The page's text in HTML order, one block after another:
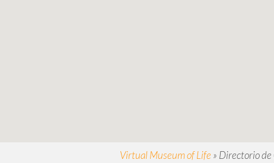
Virtual Museum of Life » Directorio de